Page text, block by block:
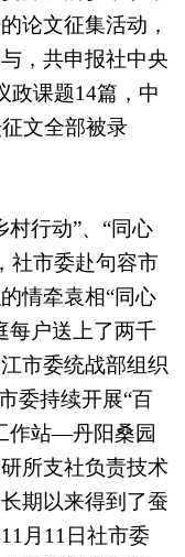
论文征集活动，
，共申报社中央
政课题14篇，中
文全部被录
行动”、 “同心
社市委赴句容市
情牵袁相“同心
每户送上了两千
市委统战部组织
委持续开展“百
作站—丹阳桑园
所支社负责技术
期以来得到了蚕
月11日社市委